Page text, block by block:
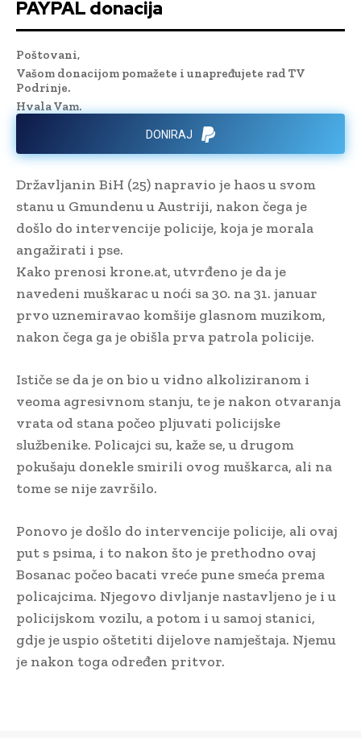
PAYPAL donacija
Poštovani,
Vašom donacijom pomažete i unapređujete rad TV
Podrinje.
Hvala Vam.
DONIRAJ
Državljanin BiH (25) napravio je haos u svom
stanu u Gmundenu u Austriji, nakon čega je
došlo do intervencije policije, koja je morala
angažirati i pse.
Kako prenosi krone.at, utvrđeno je da je
navedeni muškarac u noći sa 30. na 31. januar
prvo uznemiravao komšije glasnom muzikom,
nakon čega ga je obišla prva patrola policije.
Ističe se da je on bio u vidno alkoliziranom i
veoma agresivnom stanju, te je nakon otvaranja
vrata od stana počeo pljuvati policijske
službenike. Policajci su, kaže se, u drugom
pokušaju donekle smirili ovog muškarca, ali na
tome se nije završilo.
Ponovo je došlo do intervencije policije, ali ovaj
put s psima, i to nakon što je prethodno ovaj
Bosanac počeo bacati vreće pune smeća prema
policajcima. Njegovo divljanje nastavljeno je i u
policijskom vozilu, a potom i u samoj stanici,
gdje je uspio oštetiti dijelove namještaja. Njemu
je nakon toga određen pritvor.